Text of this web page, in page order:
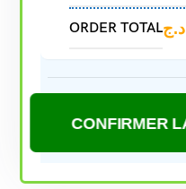
ORDER TOTALد.ج